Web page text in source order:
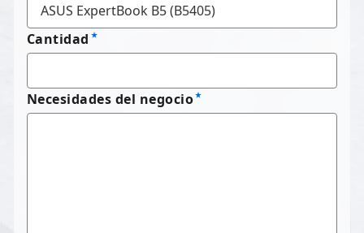
Cantidad
Necesidades del negocio